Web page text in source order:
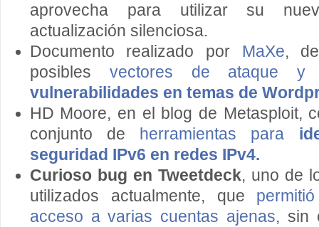
aprovecha para utilizar su
actualización silenciosa.
Documento realizado por MaXe,
posibles vectores de ataque
vulnerabilidades en temas de
HD Moore, en el blog de Metasploit,
conjunto de
herramientas para
seguridad IPv6 en redes IPv4.
Curioso bug en Tweetdeck, uno de
utilizados actualmente, que
acceso a varias cuentas ajenas, sin